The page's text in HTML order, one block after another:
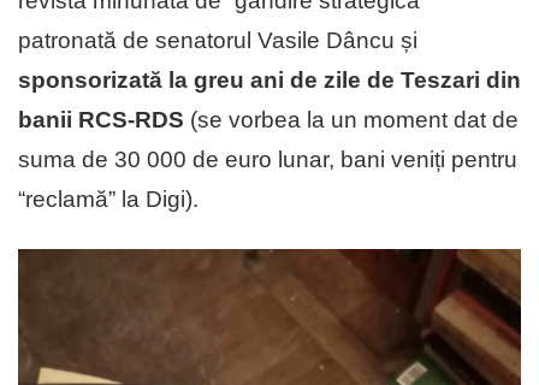
patronată de senatorul Vasile Dâncu și
sponsorizată la greu ani de zile de Teszari din
banii RCS-RDS (se vorbea la un moment dat de
suma de 30 000 de euro lunar, bani veniți pentru
“reclamă” la Digi).